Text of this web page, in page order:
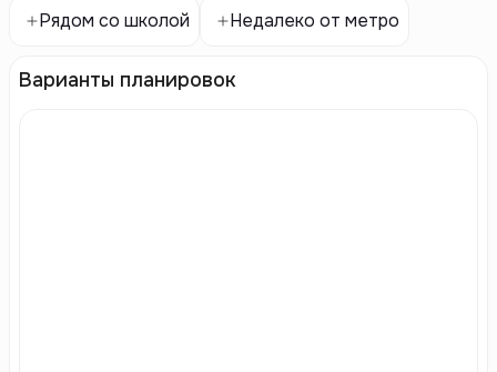
Рядом со школой Недалеко от метро
Варианты планировок